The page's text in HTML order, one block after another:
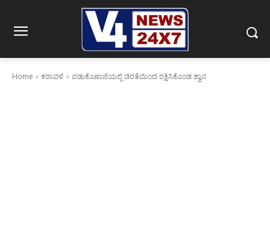
Home ಕರಾವಳಿ ಪಡುಕೊಣಾಜೆಯಲ್ಲಿ ಚಿರತೆಯಿಂದ ರಕ್ಷಿಸಿಕೊಂಡ ಶ್ವಾನ